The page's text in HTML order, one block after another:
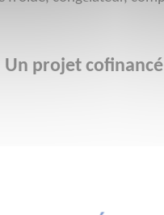
Un projet